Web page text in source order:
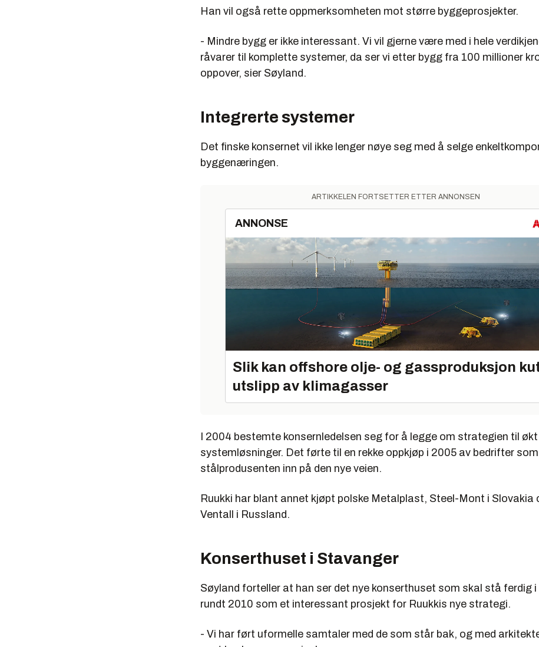
Han vil også rette oppmerksomheten mot større byggeprosjekter.
- Mindre bygg er ikke interessant. Vi vil gjerne være med i hele
råvarer til komplette systemer, da ser vi etter bygg fra 100 millioner
oppover, sier Søyland.
Integrerte systemer
Det finske konsernet vil ikke lenger nøye seg med å selge
byggenæringen.
ARTIKKELEN FORTSETTER ETTER ANNONSEN
ANNONSE
Slik kan offshore olje- og gassproduksjon
utslipp av klimagasser
I 2004 bestemte konsernledelsen seg for å legge om strategien til
systemløsninger. Det førte til en rekke oppkjøp i 2005 av bedrifter
stålprodusenten inn på den nye veien.
Ruukki har blant annet kjøpt polske Metalplast, Steel-Mont i Slovakia
Ventall i Russland.
Konserthuset i Stavanger
Søyland forteller at han ser det nye konserthuset som skal stå ferdig
rundt 2010 som et interessant prosjekt for Ruukkis nye strategi.
- Vi har ført uformelle samtaler med de som står bak, og med